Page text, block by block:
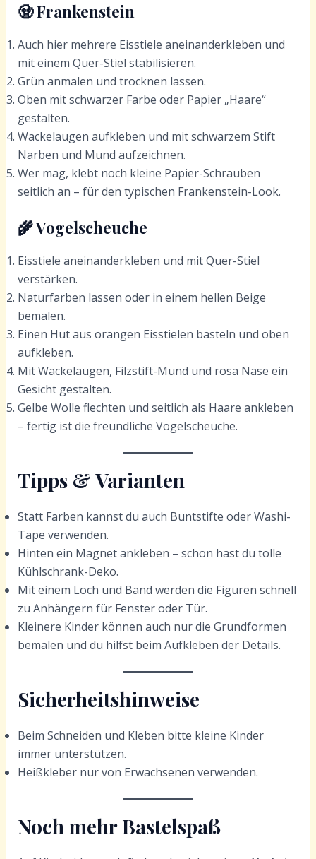
🧟 Frankenstein
Auch hier mehrere Eisstiele aneinanderkleben und
mit einem Quer-Stiel stabilisieren.
Grün anmalen und trocknen lassen.
Oben mit schwarzer Farbe oder Papier „Haare“
gestalten.
Wackelaugen aufkleben und mit schwarzem Stift
Narben und Mund aufzeichnen.
Wer mag, klebt noch kleine Papier-Schrauben
seitlich an – für den typischen Frankenstein-Look.
🌾 Vogelscheuche
Eisstiele aneinanderkleben und mit Quer-Stiel
verstärken.
Naturfarben lassen oder in einem hellen Beige
bemalen.
Einen Hut aus orangen Eisstielen basteln und oben
aufkleben.
Mit Wackelaugen, Filzstift-Mund und rosa Nase ein
Gesicht gestalten.
Gelbe Wolle flechten und seitlich als Haare ankleben
– fertig ist die freundliche Vogelscheuche.
Tipps & Varianten
Statt Farben kannst du auch Buntstifte oder Washi-
Tape verwenden.
Hinten ein Magnet ankleben – schon hast du tolle
Kühlschrank-Deko.
Mit einem Loch und Band werden die Figuren schnell
zu Anhängern für Fenster oder Tür.
Kleinere Kinder können auch nur die Grundformen
bemalen und du hilfst beim Aufkleben der Details.
Sicherheitshinweise
Beim Schneiden und Kleben bitte kleine Kinder
immer unterstützen.
Heißkleber nur von Erwachsenen verwenden.
Noch mehr Bastelspaß